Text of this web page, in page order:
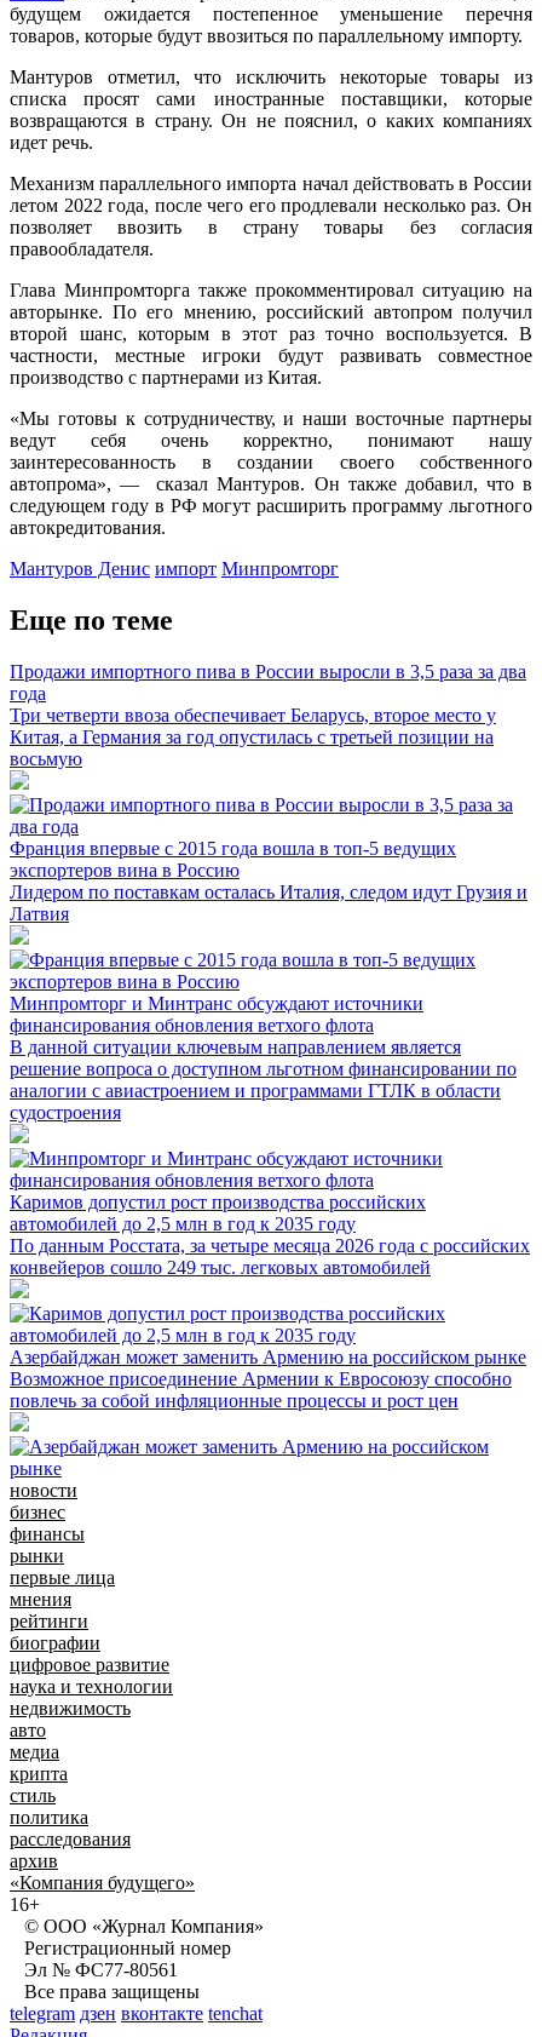
будущем ожидается постепенное уменьшение перечня
товаров, которые будут ввозиться по параллельному импорту.
Мантуров отметил, что исключить некоторые товары из
списка просят сами иностранные поставщики, которые
возвращаются в страну. Он не пояснил, о каких компаниях
идет речь.
Механизм параллельного импорта начал действовать в России
летом 2022 года, после чего его продлевали несколько раз. Он
позволяет ввозить в страну товары без согласия
правообладателя.
Глава Минпромторга также прокомментировал ситуацию на
авторынке. По его мнению, российский автопром получил
второй шанс, которым в этот раз точно воспользуется. В
частности, местные игроки будут развивать совместное
производство с партнерами из Китая.
«Мы готовы к сотрудничеству, и наши восточные партнеры
ведут себя очень корректно, понимают нашу
заинтересованность в создании своего собственного
автопрома», — сказал Мантуров. Он также добавил, что в
следующем году в РФ могут расширить программу льготного
автокредитования.
Мантуров Денис импорт Минпромторг
Еще по теме
Продажи импортного пива в России выросли в 3,5 раза за два
года
Три четверти ввоза обеспечивает Беларусь, второе место у
Китая, а Германия за год опустилась с третьей позиции на
восьмую
Франция впервые с 2015 года вошла в топ-5 ведущих
экспортеров вина в Россию
Лидером по поставкам осталась Италия, следом идут Грузия и
Латвия
Минпромторг и Минтранс обсуждают источники
финансирования обновления ветхого флота
В данной ситуации ключевым направлением является
решение вопроса о доступном льготном финансировании по
аналогии с авиастроением и программами ГТЛК в области
судостроения
Каримов допустил рост производства российских
автомобилей до 2,5 млн в год к 2035 году
По данным Росстата, за четыре месяца 2026 года с российских
конвейеров сошло 249 тыс. легковых автомобилей
Азербайджан может заменить Армению на российском рынке
Возможное присоединение Армении к Евросоюзу способно
повлечь за собой инфляционные процессы и рост цен
новости
бизнес
финансы
рынки
первые лица
мнения
рейтинги
биографии
цифровое развитие
наука и технологии
недвижимость
авто
медиа
крипта
стиль
политика
расследования
архив
«Компания будущего»
16+
© ООО «Журнал Компания»
Регистрационный номер
Эл № ФС77-80561
Все права защищены
telegram дзен вконтакте tenchat